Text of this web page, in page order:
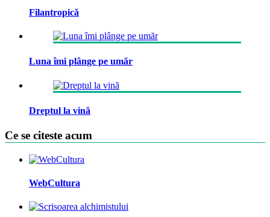
Filantropică
Luna îmi plânge pe umăr
Dreptul la vină
Ce se citeste acum
WebCultura